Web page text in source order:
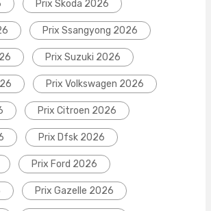
Prix Skoda 2026
Prix Ssangyong 2026
Prix Suzuki 2026
Prix Volkswagen 2026
Prix Citroen 2026
Prix Dfsk 2026
Prix Ford 2026
Prix Gazelle 2026